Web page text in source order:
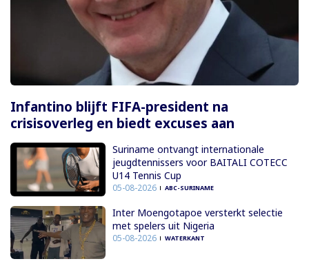
Infantino blijft FIFA-president na
crisisoverleg en biedt excuses aan
Suriname ontvangt internationale
jeugdtennissers voor BAITALI COTECC
U14 Tennis Cup
05-08-2026 ABC-SURINAME
Inter Moengotapoe versterkt selectie
met spelers uit Nigeria
05-08-2026 WATERKANT